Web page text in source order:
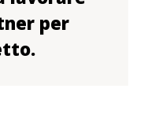
per